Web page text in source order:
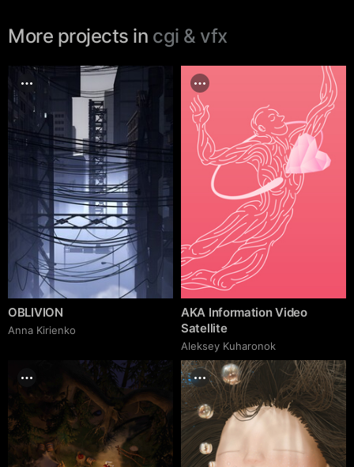
More projects in cgi & vfx
OBLIVION
Anna Kirienko
AKA Information Video
Satellite
Aleksey Kuharonok